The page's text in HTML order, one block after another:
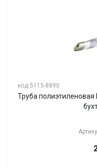
код 5115-8890
Труба полиэтиленовая